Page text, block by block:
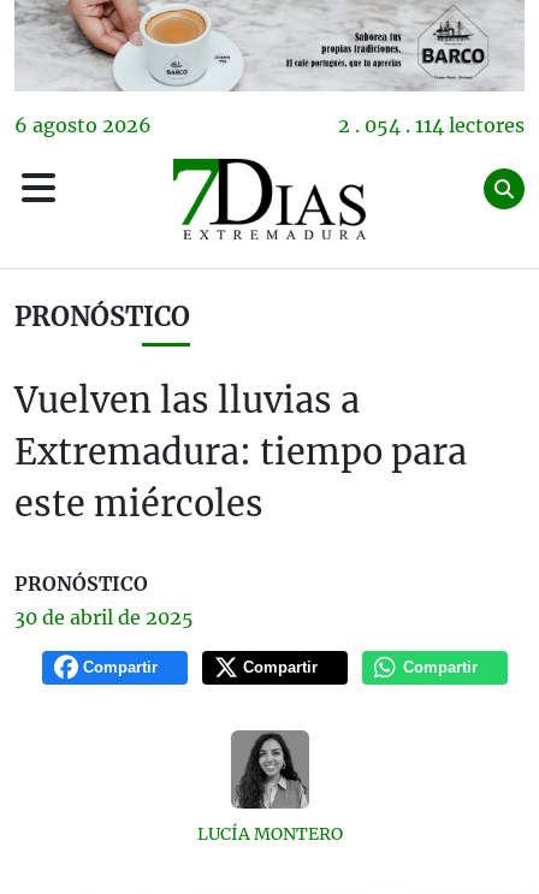
6 agosto 2026 2 . 054 . 114 lectores
PRONÓSTICO
Vuelven las lluvias a
Extremadura: tiempo para
este miércoles
PRONÓSTICO
30 de abril de 2025
Compartir Compartir Compartir
LUCÍA MONTERO